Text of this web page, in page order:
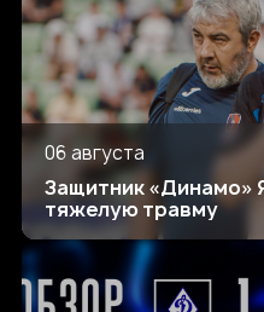
06 августа
Защитник «Динамо»
тяжелую травму